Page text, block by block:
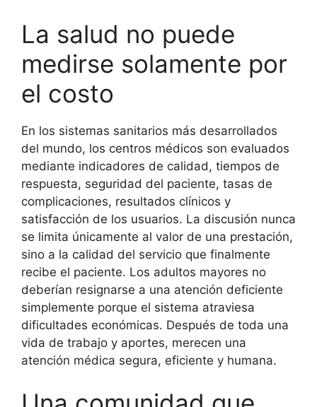
La salud no puede
medirse solamente por
el costo
En los sistemas sanitarios más desarrollados
del mundo, los centros médicos son evaluados
mediante indicadores de calidad, tiempos de
respuesta, seguridad del paciente, tasas de
complicaciones, resultados clínicos y
satisfacción de los usuarios. La discusión nunca
se limita únicamente al valor de una prestación,
sino a la calidad del servicio que finalmente
recibe el paciente. Los adultos mayores no
deberían resignarse a una atención deficiente
simplemente porque el sistema atraviesa
dificultades económicas. Después de toda una
vida de trabajo y aportes, merecen una
atención médica segura, eficiente y humana.